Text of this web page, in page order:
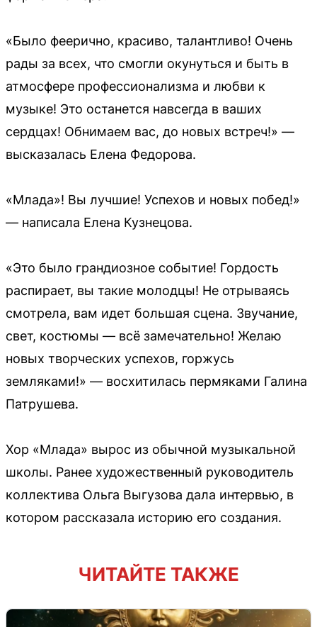
«Было феерично, красиво, талантливо! Очень
рады за всех, что смогли окунуться и быть в
атмосфере профессионализма и любви к
музыке! Это останется навсегда в ваших
сердцах! Обнимаем вас, до новых встреч!» —
высказалась Елена Федорова.
«Млада»! Вы лучшие! Успехов и новых побед!»
— написала Елена Кузнецова.
«Это было грандиозное событие! Гордость
распирает, вы такие молодцы! Не отрываясь
смотрела, вам идет большая сцена. Звучание,
свет, костюмы — всё замечательно! Желаю
новых творческих успехов, горжусь
земляками!» — восхитилась пермяками Галина
Патрушева.
Хор «Млада» вырос из обычной музыкальной
школы. Ранее художественный руководитель
коллектива Ольга Выгузова дала интервью, в
котором рассказала историю его создания.
ЧИТАЙТЕ ТАКЖЕ